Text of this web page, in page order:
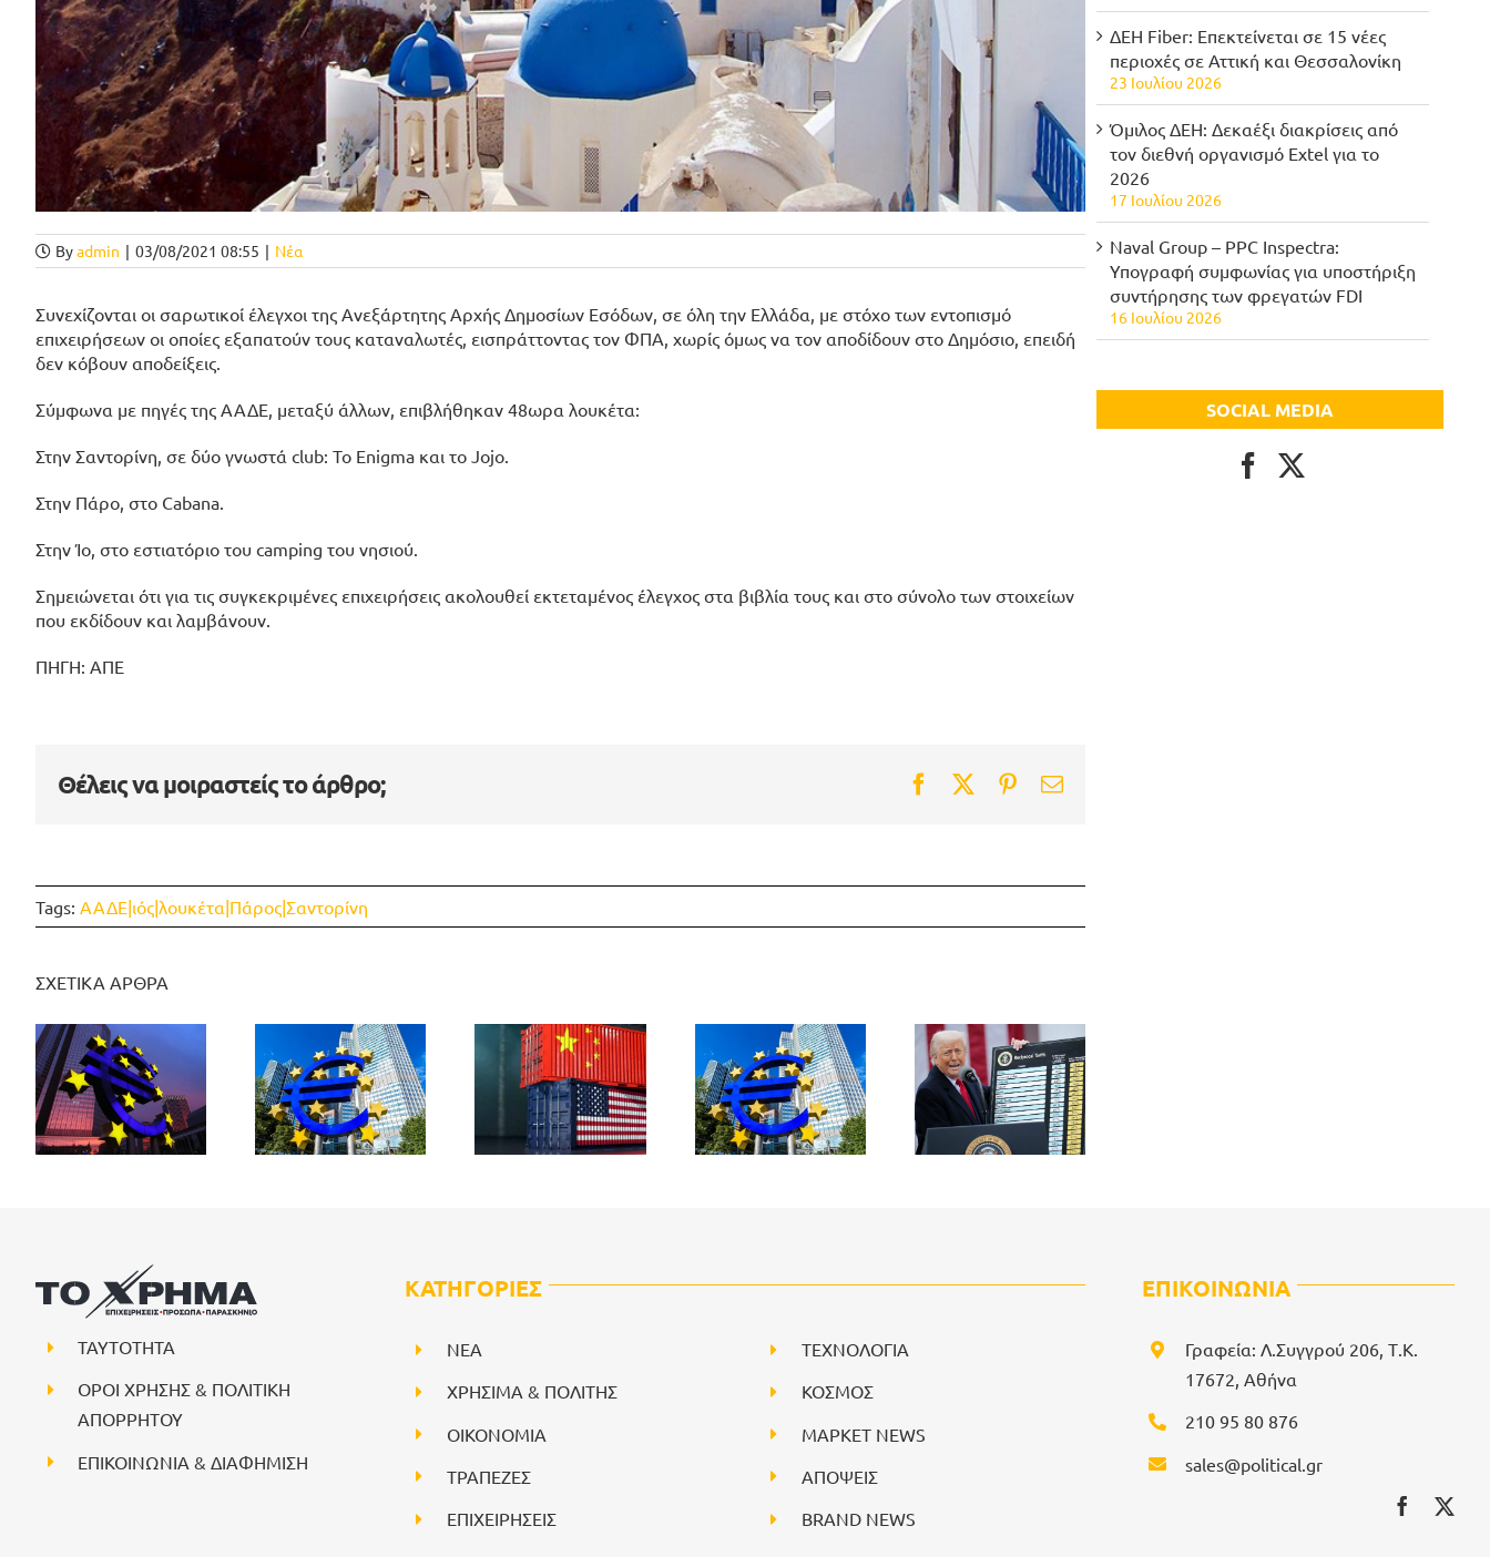
Byadmin | 03/08/2021 08:55 | Νέα
Συνεχίζονται οι σαρωτικοί έλεγχοι της Ανεξάρτητης Αρχής Δημοσίων Εσόδων, σε όλη την Ελλάδα, με στόχο των εντοπισμό
επιχειρήσεων οι οποίες εξαπατούν τους καταναλωτές, εισπράττοντας τον ΦΠΑ, χωρίς όμως να τον αποδίδουν στο Δημόσιο, επειδή
δεν κόβουν αποδείξεις.
Σύμφωνα με πηγές της ΑΑΔΕ, μεταξύ άλλων, επιβλήθηκαν 48ωρα λουκέτα:
Στην Σαντορίνη, σε δύο γνωστά club: Το Enigma και το Jojo.
Στην Πάρο, στο Cabana.
Στην Ίο, στο εστιατόριο του camping του νησιού.
Σημειώνεται ότι για τις συγκεκριμένες επιχειρήσεις ακολουθεί εκτεταμένος έλεγχος στα βιβλία τους και στο σύνολο των στοιχείων
που εκδίδουν και λαμβάνουν.
ΠΗΓΗ: ΑΠΕ
Θέλεις να μοιραστείς το άρθρο; Facebook
TwitterPinterest
Email
Tags: ΑΑΔΕ|ιός|λουκέτα|Πάρος|Σαντορίνη
ΣΧΕΤΙΚΑ ΑΡΘΡΑ
ΔΕΗ Fiber: Επεκτείνεται σε 15 νέες
περιοχές σε Αττική και Θεσσαλονίκη
23 Ιουλίου 2026
Όμιλος ΔΕΗ: Δεκαέξι διακρίσεις από
τον διεθνή οργανισμό Extel για το
2026
17 Ιουλίου 2026
Naval Group – PPC Inspectra:
Υπογραφή συμφωνίας για υποστήριξη
συντήρησης των φρεγατών FDI
16 Ιουλίου 2026
SOCIAL MEDIA
ΤΑΥΤΟΤΗΤΑ
ΟΡΟΙ ΧΡΗΣΗΣ & ΠΟΛΙΤΙΚΗ
ΑΠΟΡΡΗΤΟΥ
ΕΠΙΚΟΙΝΩΝΙΑ & ΔΙΑΦΗΜΙΣΗ
ΚΑΤΗΓΟΡΙΕΣ
NEA
ΧΡΗΣΙΜΑ & ΠΟΛΙΤΗΣ
ΟΙΚΟΝΟΜΙΑ
ΤΡΑΠΕΖΕΣ
ΕΠΙΧΕΙΡΗΣΕΙΣ
ΤΕΧΝΟΛΟΓΙΑ
ΚΟΣΜΟΣ
ΜΑΡΚΕΤ NEWS
ΑΠΟΨΕΙΣ
BRAND NEWS
ΕΠΙΚΟΙΝΩΝΙΑ
Γραφεία: Λ.Συγγρού 206, Τ.Κ.
17672, Αθήνα
210 95 80 876
sales@political.gr